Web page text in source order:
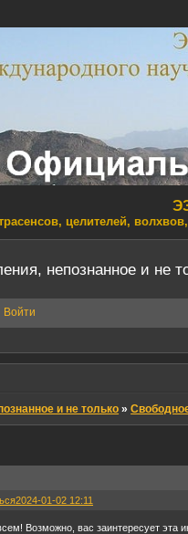
целителей,
непознанное и не
Войти
и не только »
2024-01-02 12:11
Возможно, вас заинтересует эта